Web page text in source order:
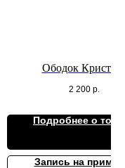
Ободок
2 200 р.
Подробнее о
Запись на